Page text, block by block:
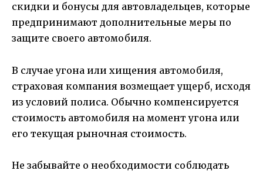
скидки и бонусы для автовладельцев, которые
предпринимают дополнительные меры по
защите своего автомобиля.
В случае угона или хищения автомобиля,
страховая компания возмещает ущерб, исходя
из условий полиса. Обычно компенсируется
стоимость автомобиля на момент угона или
его текущая рыночная стоимость.
Не забывайте о необходимости соблюдать